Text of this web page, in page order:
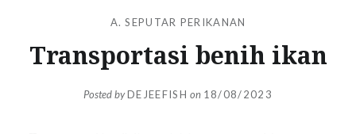
A. SEPUTAR PERIKANAN
Transportasi benih ikan
Posted byDEJEEFISH on 18/08/2023